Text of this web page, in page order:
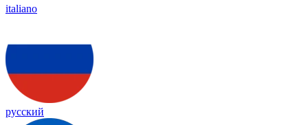
italiano
русский